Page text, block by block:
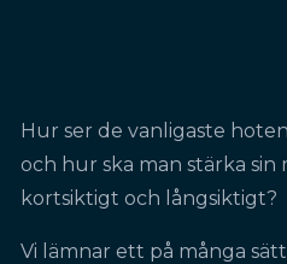
Hur ser de vanligaste
och hur ska man stärka sin
kortsiktigt och långsiktigt?
Vi lämnar ett på många